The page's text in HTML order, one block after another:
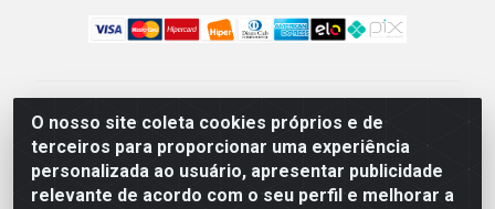
O nosso site coleta cookies próprios e de
terceiros para proporcionar uma experiência
personalizada ao usuário, apresentar publicidade
relevante de acordo com o seu perfil e melhorar a
Camaquã Distribuidora Ltda - Avenida Conego Luiz W
Hanquet, 1001 - Parque Residencial do Arroio Duro,
Camaquã/RS - CEP 96.789-102 - CNPJ
07.061.124/0001-26